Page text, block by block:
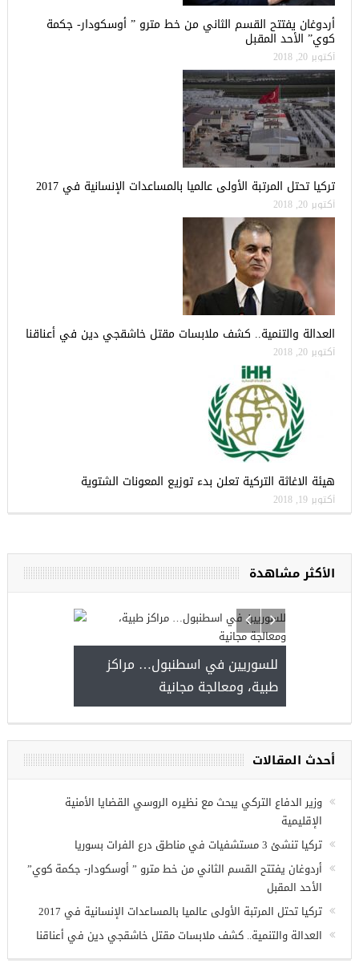
أردوغان يفتتح القسم الثاني من خط مترو ” أوسكودار- جكمة
كوي” الأحد المقبل
أكتوبر 20, 2018
تركيا تحتل المرتبة الأولى عالميا بالمساعدات الإنسانية في 2017
أكتوبر 20, 2018
العدالة والتنمية.. كشف ملابسات مقتل خاشقجي دين في أعناقنا
أكتوبر 20, 2018
هيئة الاغاثة التركية تعلن بدء توزيع المعونات الشتوية
أكتوبر 19, 2018
الأكثر مشاهدة
للسوريين في اسطنبول… مراكز
طبية، ومعالجة مجانية
في
أحدث المقالات
وزير الدفاع التركي يبحث مع نظيره الروسي القضايا الأمنية
الإقليمية
تركيا تنشئ 3 مستشفيات في مناطق درع الفرات بسوريا
أردوغان يفتتح القسم الثاني من خط مترو ” أوسكودار- جكمة كوي”
الأحد المقبل
تركيا تحتل المرتبة الأولى عالميا بالمساعدات الإنسانية في 2017
العدالة والتنمية.. كشف ملابسات مقتل خاشقجي دين في أعناقنا